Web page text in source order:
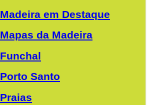
Madeira em Destaque
Mapas da Madeira
Funchal
Porto Santo
Praias